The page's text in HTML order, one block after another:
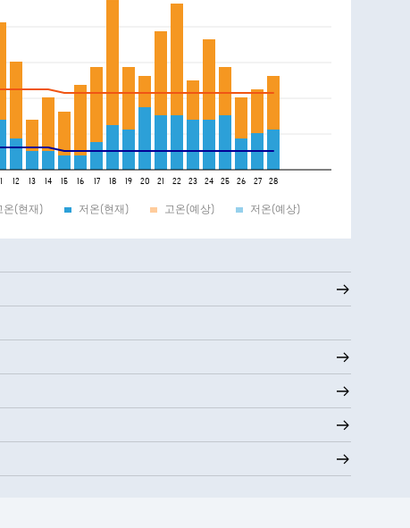
12 13 14 15 16 17 18 19 20 21 22 23 24 25 26 27 28
온(현재) 저온(현재) 고온(예상) 저온(예상)